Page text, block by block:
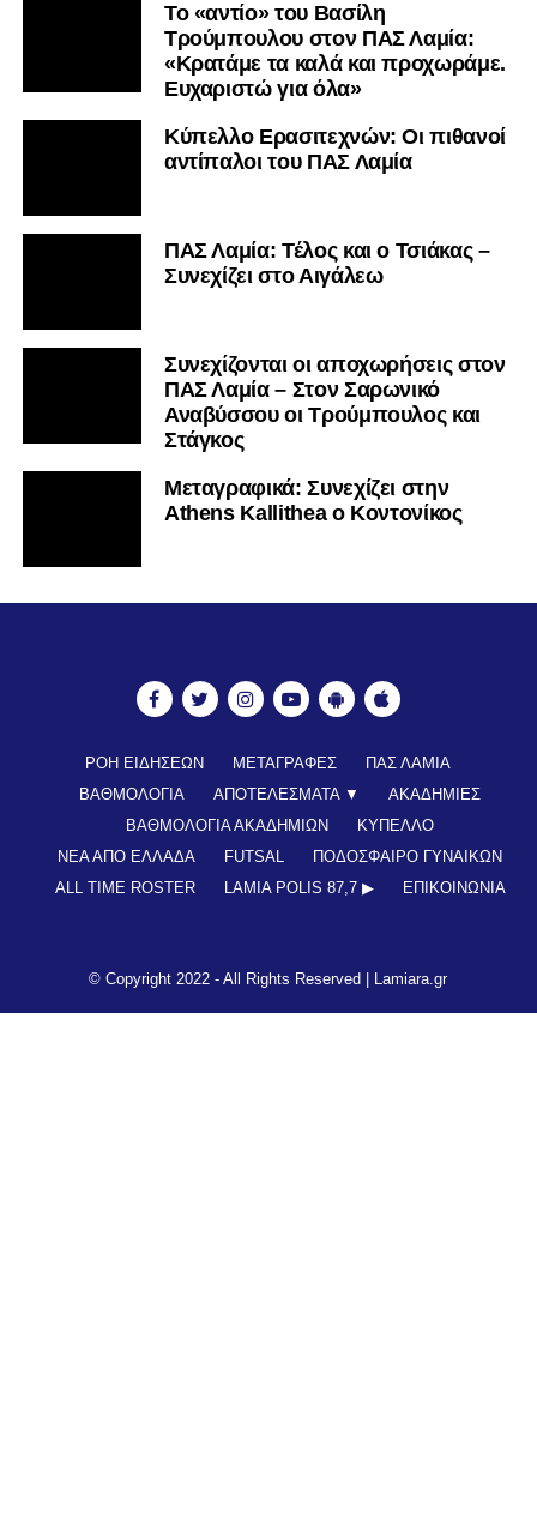
Το «αντίο» του Βασίλη
Τρούμπουλου στον ΠΑΣ Λαμία:
«Κρατάμε τα καλά και προχωράμε.
Ευχαριστώ για όλα»
Κύπελλο Ερασιτεχνών: Οι πιθανοί
αντίπαλοι του ΠΑΣ Λαμία
ΠΑΣ Λαμία: Τέλος και ο Τσιάκας –
Συνεχίζει στο Αιγάλεω
Συνεχίζονται οι αποχωρήσεις στον
ΠΑΣ Λαμία – Στον Σαρωνικό
Αναβύσσου οι Τρούμπουλος και
Στάγκος
Mεταγραφικά: Συνεχίζει στην
Athens Kallithea ο Κοντονίκος
ΡΟΗ ΕΙΔΗΣΕΩΝ ΜΕΤΑΓΡΑΦΕΣ
ΠΑΣ ΛΑΜΙΑ
ΒΑΘΜΟΛΟΓΙΑ
ΑΠΟΤΕΛΕΣΜΑΤΑ ▼
ΑΚΑΔΗΜΙΕΣ
ΒΑΘΜΟΛΟΓΙΑ ΑΚΑΔΗΜΙΩΝ
ΚΥΠΕΛΛΟ
ΝΕΑ ΑΠΟ ΕΛΛΑΔΑ
FUTSAL
ΠΟΔΟΣΦΑΙΡΟ ΓΥΝΑΙΚΩΝ
ALL TIME ROSTER
LAMIA POLIS 87,7 ▶︎ ΕΠΙΚΟΙΝΩΝΊΑ
© Copyright 2022 - All Rights Reserved | Lamiara.gr